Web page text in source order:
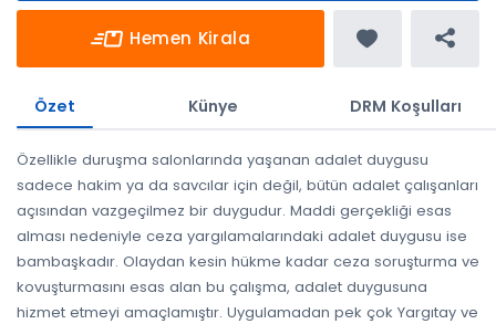
Hemen Kirala
Özet Künye DRM Koşulları
Özellikle duruşma salonlarında yaşanan adalet duygusu
sadece hakim ya da savcılar için değil, bütün adalet çalışanları
açısından vazgeçilmez bir duygudur. Maddi gerçekliği esas
alması nedeniyle ceza yargılamalarındaki adalet duygusu ise
bambaşkadır. Olaydan kesin hükme kadar ceza soruşturma ve
kovuşturmasını esas alan bu çalışma, adalet duygusuna
hizmet etmeyi amaçlamıştır. Uygulamadan pek çok Yargıtay ve